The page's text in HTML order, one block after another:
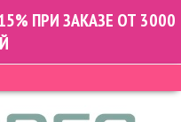
ПРИ ЗАКАЗЕ ОТ 3000